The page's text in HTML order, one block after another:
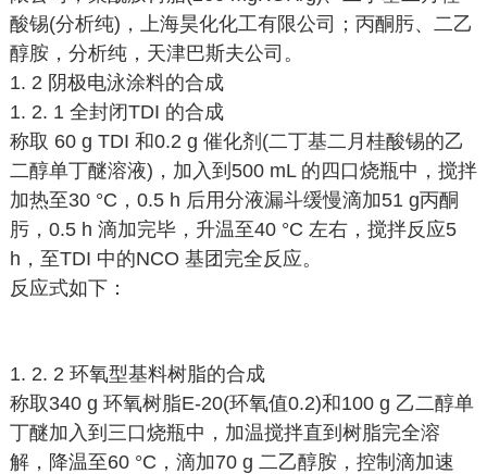
酸锡(分析纯)，上海昊化化工有限公司；丙酮肟、二乙
醇胺，分析纯，天津巴斯夫公司。
1. 2 阴极电泳涂料的合成
1. 2. 1 全封闭TDI 的合成
称取 60 g TDI 和0.2 g 催化剂(二丁基二月桂酸锡的乙
二醇单丁醚溶液)，加入到500 mL 的四口烧瓶中，搅拌
加热至30 °C，0.5 h 后用分液漏斗缓慢滴加51 g丙酮
肟，0.5 h 滴加完毕，升温至40 °C 左右，搅拌反应5
h，至TDI 中的NCO 基团完全反应。
反应式如下：
1. 2. 2 环氧型基料树脂的合成
称取340 g 环氧树脂E-20(环氧值0.2)和100 g 乙二醇单
丁醚加入到三口烧瓶中，加温搅拌直到树脂完全溶
解，降温至60 °C，滴加70 g 二乙醇胺，控制滴加速